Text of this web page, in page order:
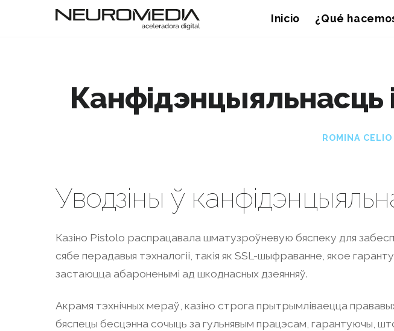
Inicio ¿Qué
Канфідэнцыяльнасць
ROMINA CELIO
Уводзіны ў
Казіно Pistolo распрацавала шматузроўневую бяспеку для
сябе перадавыя тэхналогіі, такія як SSL-шыфраванне, якое
застаюцца абароненымі ад шкоднасных дзеянняў.
Акрамя тэхнічных мераў, казіно строга прытрымліваецца
бяспецы бесцэнна сочыць за гульнявым працэсам, гарантуючы,